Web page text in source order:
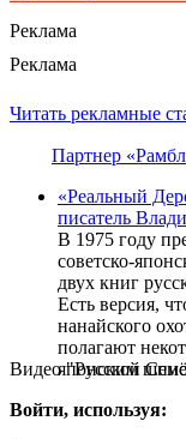
Реклама
Реклама
Видео "Русской
Читать рекламные
Партнер
«Реальный
писатель
В 1975 году
советско-
двух книг
Есть версия,
нанайского
полагают
японским
Войти, используя: